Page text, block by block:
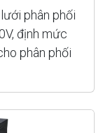
phân phối
định mức
phân phối